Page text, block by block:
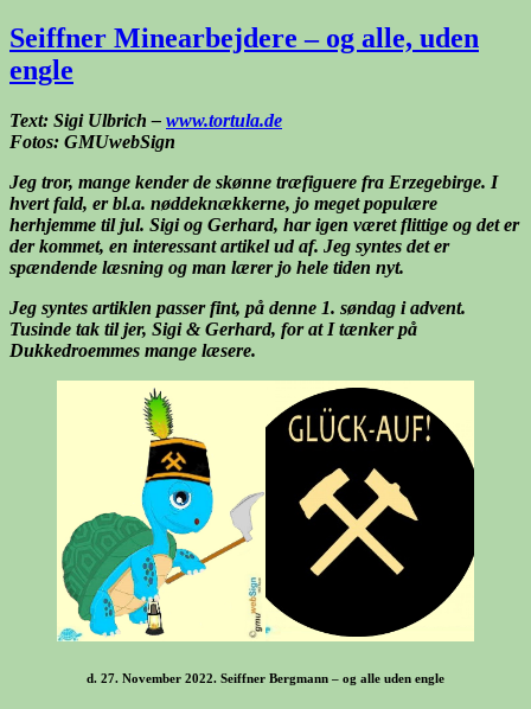
Seiffner Minearbejdere – og alle, uden
engle
Text: Sigi Ulbrich – www.tortula.de
Fotos: GMUwebSign
Jeg tror, mange kender de skønne træfiguere fra Erzegebirge. I
hvert fald, er bl.a. nøddeknækkerne, jo meget populære
herhjemme til jul. Sigi og Gerhard, har igen været flittige og det er
der kommet, en interessant artikel ud af. Jeg syntes det er
spændende læsning og man lærer jo hele tiden nyt.
Jeg syntes artiklen passer fint, på denne 1. søndag i advent.
Tusinde tak til jer, Sigi & Gerhard, for at I tænker på
Dukkedroemmes mange læsere.
d. 27. November 2022. Seiffner Bergmann – og alle uden engle